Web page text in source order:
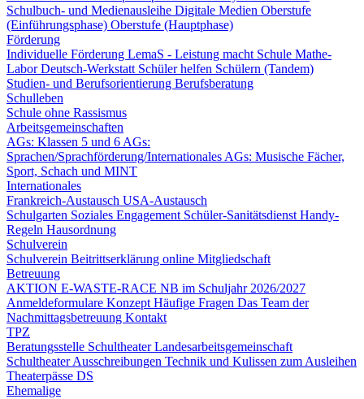
Schulbuch- und Medienausleihe Digitale Medien Oberstufe
(Einführungsphase) Oberstufe (Hauptphase)
Förderung
Individuelle Förderung LemaS - Leistung macht Schule Mathe-
LaborDeutsch-Werkstatt Schüler helfen Schülern (Tandem)
Studien- und Berufsorientierung Berufsberatung
Schulleben
Schule ohne Rassismus
Arbeitsgemeinschaften
AGs: Klassen 5 und 6 AGs:
Sprachen/Sprachförderung/Internationales AGs: Musische Fächer,
Sport, Schach und MINT
Internationales
Frankreich-Austausch USA-Austausch
Schulgarten Soziales Engagement Schüler-Sanitätsdienst Handy-
Regeln Hausordnung
Schulverein
Schulverein Beitrittserklärung online Mitgliedschaft
Betreuung
AKTION E-WASTE-RACE NB im Schuljahr 2026/2027
Anmeldeformulare Konzept Häufige Fragen Das Team der
Nachmittagsbetreuung Kontakt
TPZ
Beratungsstelle SchultheaterLandesarbeitsgemeinschaft
SchultheaterAusschreibungen Technik und Kulissen zum Ausleihen
Theaterpässe DS
Ehemalige